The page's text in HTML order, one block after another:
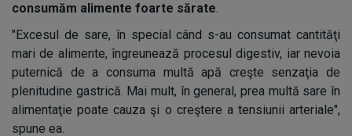
consumăm alimente foarte sărate.
"Excesul de sare, în special când s-au consumat cantităţi
mari de alimente, îngreunează procesul digestiv, iar nevoia
puternică de a consuma multă apă creşte senzaţia de
plenitudine gastrică. Mai mult, în general, prea multă sare în
alimentaţie poate cauza şi o creştere a tensiunii arteriale",
spune ea.